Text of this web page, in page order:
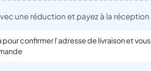
une réduction et payez à la réception
confirmer l'adresse de livraison et vous